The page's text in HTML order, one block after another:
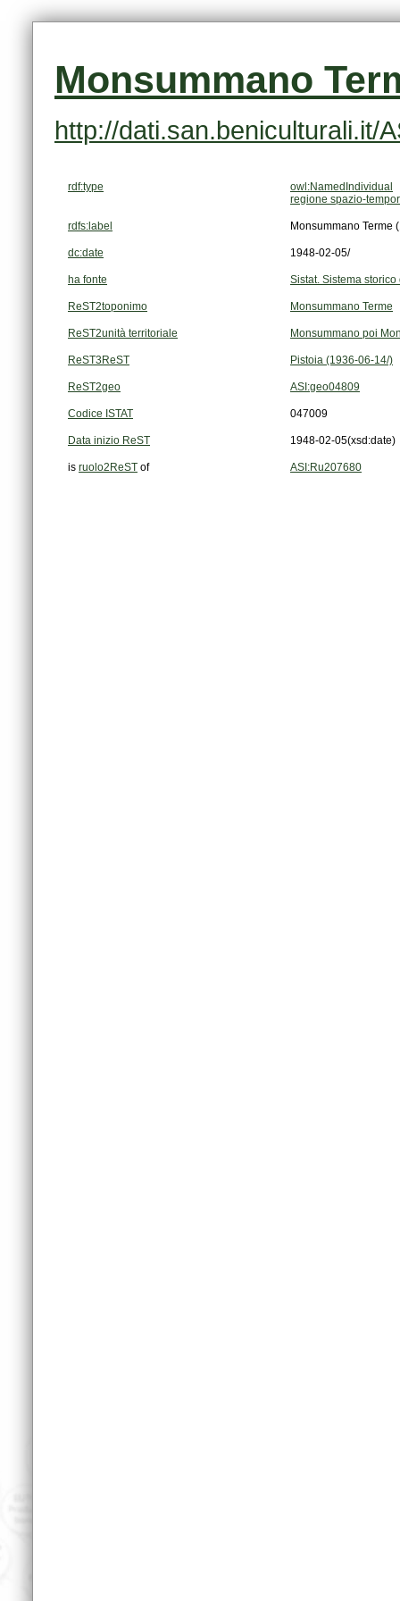
Monsummano
http://dati.san.beniculturali.it/
rdf:type
owl:NamedIndividual
regione spazio-
rdfs:label Monsummano Terme
dc:date 1948-02-05/
ha fonte Sistat. Sistema
ReST2toponimo Monsummano Terme
ReST2unità territoriale Monsummano poi
ReST3ReST Pistoia (1936-06-14/)
ReST2geo ASI:geo04809
Codice ISTAT 047009
Data inizio ReST 1948-02-05(xsd:date)
is ruolo2ReST of ASI:Ru207680